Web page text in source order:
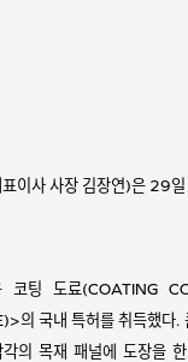
이사 사장 김장연)은 29일
코팅 도료(COATING
의 국내 특허를 취득했다.
의 목재 패널에 도장을